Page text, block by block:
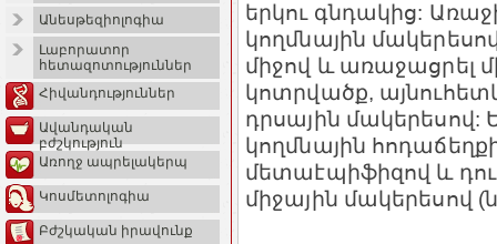
Անեսթեզիոլոգիա
Լաբորատոր
հետազոտություններ
Հիվանդություններ
Ավանդական
բժշկություն
Առողջ ապրելակերպ
Կոսմետոլոգիա
Բժշկական իրավունք
երկու գնդակից:
կողմնային
միջով և առաջացրել
կոտրվածք,
դրսային մակերեսով:
կողմնային
մետաէպիֆիզով և
միջային մակերեսով